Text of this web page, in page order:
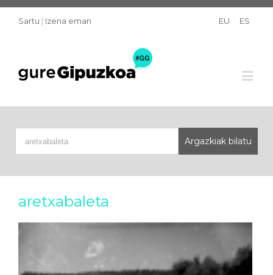
Sartu | Izena eman EU ES
aretxabaleta